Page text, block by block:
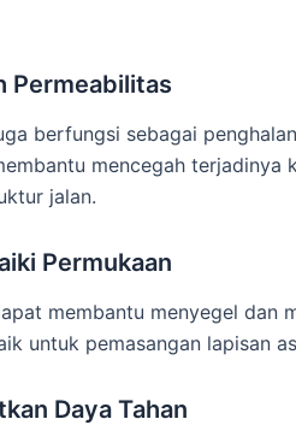
Permeabilitas
berfungsi sebagai
mencegah terjadinya
jalan.
Permukaan
membantu menyegel dan
untuk pemasangan lapisan
Daya Tahan